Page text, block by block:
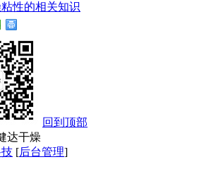
性的相关知识
回到顶部
达干燥
[后台管理]